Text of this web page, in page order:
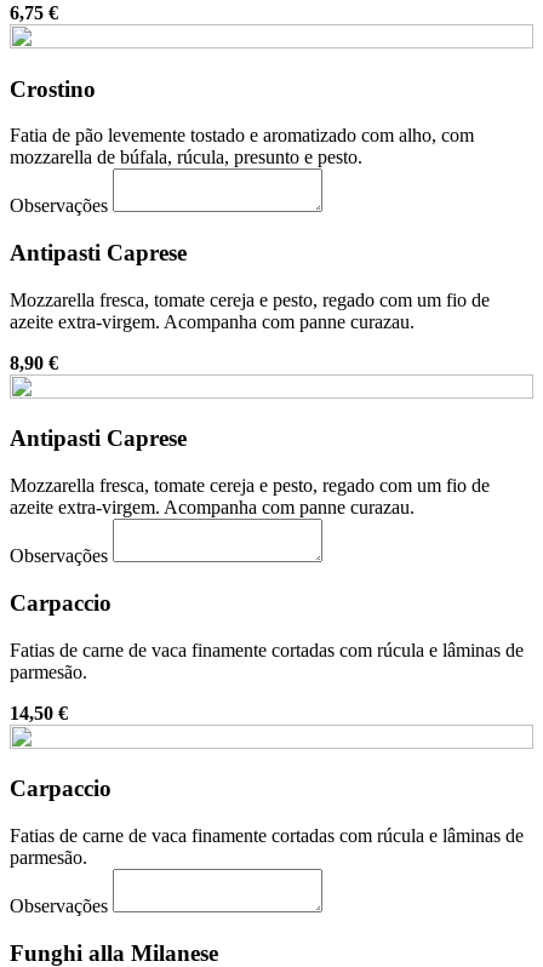
6,75 €
Crostino
Fatia de pão levemente tostado e aromatizado com alho, com
mozzarella de búfala, rúcula, presunto e pesto.
Observações
Antipasti Caprese
Mozzarella fresca, tomate cereja e pesto, regado com um fio de
azeite extra-virgem. Acompanha com panne curazau.
8,90 €
Antipasti Caprese
Mozzarella fresca, tomate cereja e pesto, regado com um fio de
azeite extra-virgem. Acompanha com panne curazau.
Observações
Carpaccio
Fatias de carne de vaca finamente cortadas com rúcula e lâminas de
parmesão.
14,50 €
Carpaccio
Fatias de carne de vaca finamente cortadas com rúcula e lâminas de
parmesão.
Observações
Funghi alla Milanese